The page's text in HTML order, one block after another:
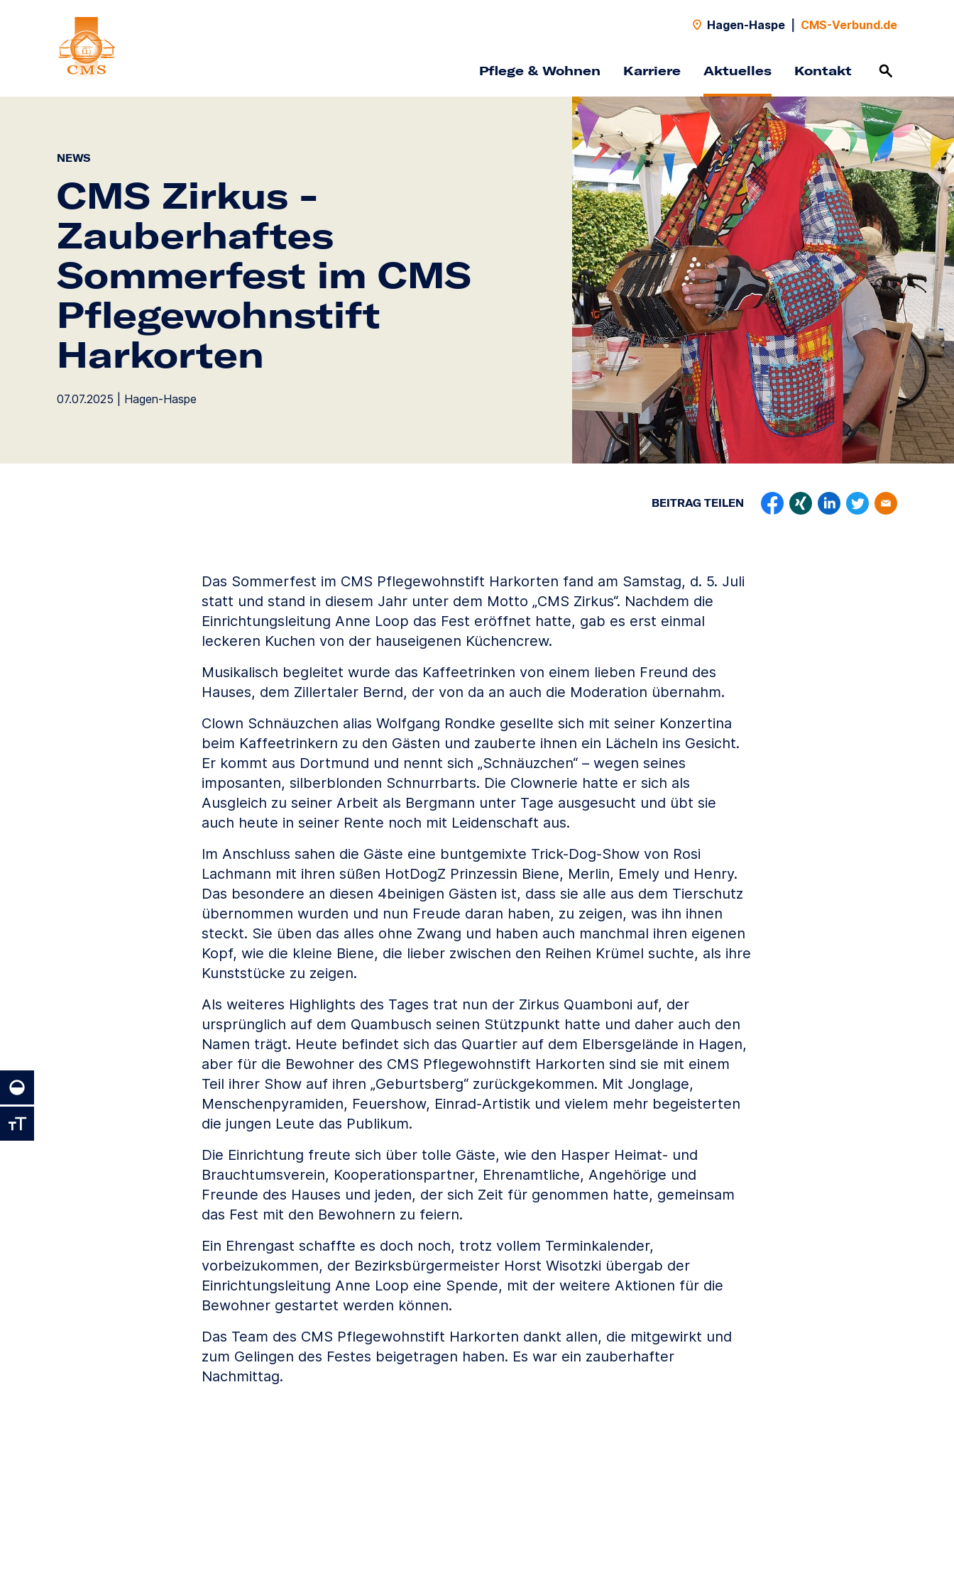
Hagen-Haspe CMS-Verbund.de
Pflege & Wohnen Karriere Aktuelles Kontakt
NEWS
CMS Zirkus -
Zauberhaftes
Sommerfest im CMS
Pflegewohnstift
Harkorten
07.07.2025 | Hagen-Haspe
BEITRAG TEILEN
Das Sommerfest im CMS Pflegewohnstift Harkorten fand am Samstag, d. 5. Juli
statt und stand in diesem Jahr unter dem Motto „CMS Zirkus“. Nachdem die
Einrichtungsleitung Anne Loop das Fest eröffnet hatte, gab es erst einmal
leckeren Kuchen von der hauseigenen Küchencrew.
Musikalisch begleitet wurde das Kaffeetrinken von einem lieben Freund des
Hauses, dem Zillertaler Bernd, der von da an auch die Moderation übernahm.
Clown Schnäuzchen alias Wolfgang Rondke gesellte sich mit seiner Konzertina
beim Kaffeetrinkern zu den Gästen und zauberte ihnen ein Lächeln ins Gesicht.
Er kommt aus Dortmund und nennt sich „Schnäuzchen“ – wegen seines
imposanten, silberblonden Schnurrbarts. Die Clownerie hatte er sich als
Ausgleich zu seiner Arbeit als Bergmann unter Tage ausgesucht und übt sie
auch heute in seiner Rente noch mit Leidenschaft aus.
Im Anschluss sahen die Gäste eine buntgemixte Trick-Dog-Show von Rosi
Lachmann mit ihren süßen HotDogZ Prinzessin Biene, Merlin, Emely und Henry.
Das besondere an diesen 4beinigen Gästen ist, dass sie alle aus dem Tierschutz
übernommen wurden und nun Freude daran haben, zu zeigen, was ihn ihnen
steckt. Sie üben das alles ohne Zwang und haben auch manchmal ihren eigenen
Kopf, wie die kleine Biene, die lieber zwischen den Reihen Krümel suchte, als ihre
Kunststücke zu zeigen.
Als weiteres Highlights des Tages trat nun der Zirkus Quamboni auf, der
ursprünglich auf dem Quambusch seinen Stützpunkt hatte und daher auch den
Namen trägt. Heute befindet sich das Quartier auf dem Elbersgelände in Hagen,
aber für die Bewohner des CMS Pflegewohnstift Harkorten sind sie mit einem
Teil ihrer Show auf ihren „Geburtsberg“ zurückgekommen. Mit Jonglage,
Menschenpyramiden, Feuershow, Einrad-Artistik und vielem mehr begeisterten
die jungen Leute das Publikum.
Die Einrichtung freute sich über tolle Gäste, wie den Hasper Heimat- und
Brauchtumsverein, Kooperationspartner, Ehrenamtliche, Angehörige und
Freunde des Hauses und jeden, der sich Zeit für genommen hatte, gemeinsam
das Fest mit den Bewohnern zu feiern.
Ein Ehrengast schaffte es doch noch, trotz vollem Terminkalender,
vorbeizukommen, der Bezirksbürgermeister Horst Wisotzki übergab der
Einrichtungsleitung Anne Loop eine Spende, mit der weitere Aktionen für die
Bewohner gestartet werden können.
Das Team des CMS Pflegewohnstift Harkorten dankt allen, die mitgewirkt und
zum Gelingen des Festes beigetragen haben. Es war ein zauberhafter
Nachmittag.